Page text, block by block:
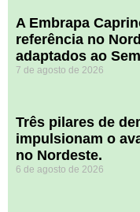
A Embrapa
referência no
adaptados ao
7 de agosto de 2026
​Três pilares de
impulsionam o
no Nordeste.
6 de agosto de 2026